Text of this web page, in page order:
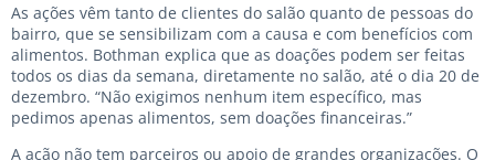
As ações vêm tanto de clientes do salão quanto de pessoas do
bairro, que se sensibilizam com a causa e com benefícios com
alimentos. Bothman explica que as doações podem ser feitas
todos os dias da semana, diretamente no salão, até o dia 20 de
dezembro. “Não exigimos nenhum item específico, mas
pedimos apenas alimentos, sem doações financeiras.”
A ação não tem parceiros ou apoio de grandes organizações. O